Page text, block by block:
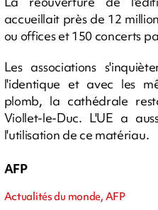
accueillait près de 12
ou offices et 150 concerts
Les associations
l'identique et avec les
plomb, la cathédrale
Viollet-le-Duc. L'UE a
l'utilisation de ce matériau.
AFP
Actualités du monde, AFP